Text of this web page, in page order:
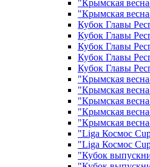
"Крымская
"Крымская
Кубок Главы
Кубок Главы
Кубок Главы
Кубок Главы
Кубок Главы
"Крымская
"Крымская
"Крымская
"Крымская
"Крымская
"Liga Космос
"Liga Космос
"Кубок